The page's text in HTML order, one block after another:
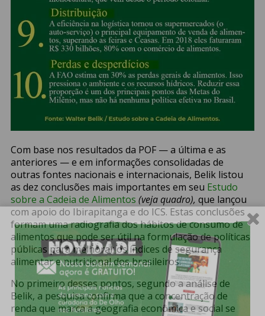
Com base nos resultados da POF — a última e as
anteriores — e em informações consolidadas de
outras fontes nacionais e internacionais, Belik listou
as dez conclusões mais importantes em seu Estudo
sobre a Cadeia de Alimentos (veja quadro), que lançou
com apoio do Ibirapitanga e do ICS. Estas conclusões
formam uma radiografia dos hábitos de consumo de
alimentos que pode ser útil na formulação de políticas
públicas para melhorar os índices de segurança
alimentar e nutricional dos brasileiros.
No primeiro desses pontos, segundo a análise de
Belik, a pesquisa confirma que a concentração de
renda que marca a geografia econômica e social se